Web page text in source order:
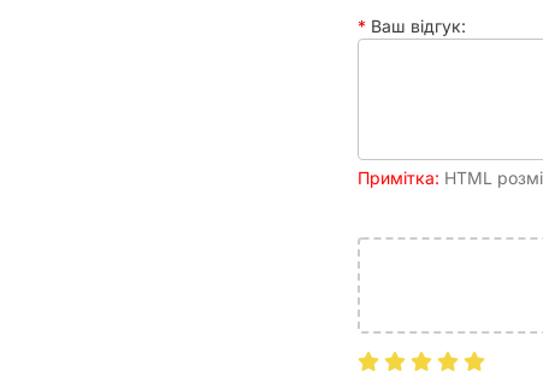
Ваш відгук:
Примітка: HTML